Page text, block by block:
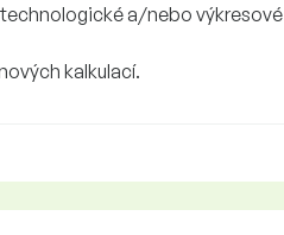
a/nebo výkresové
kalkulací.